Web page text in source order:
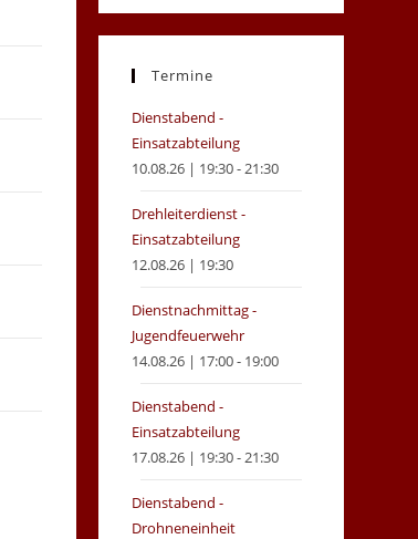
in
new
in
new
Termine
Dienstabend -
Einsatzabteilung
10.08.26 | 19:30 - 21:30
Drehleiterdienst -
Einsatzabteilung
12.08.26 | 19:30
Dienstnachmittag -
Jugendfeuerwehr
14.08.26 | 17:00 - 19:00
Dienstabend -
Einsatzabteilung
17.08.26 | 19:30 - 21:30
Dienstabend -
Drohneneinheit